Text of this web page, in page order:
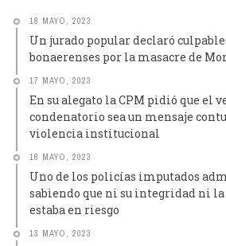
18 MAYO, 2023
Un jurado popular declaró
bonaerenses por la masacre de
17 MAYO, 2023
En su alegato la CPM pidió que el
condenatorio sea un mensaje
violencia institucional
16 MAYO, 2023
Uno de los policías imputados
sabiendo que ni su integridad ni la
estaba en riesgo
13 MAYO, 2023